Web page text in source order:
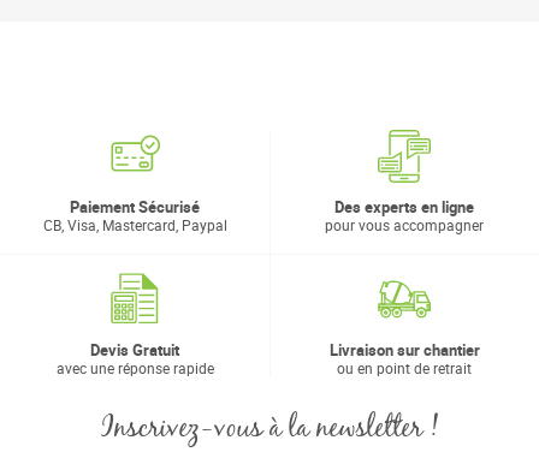
Paiement Sécurisé
CB, Visa, Mastercard, Paypal
Des experts en ligne
pour vous accompagner
Devis Gratuit
avec une réponse rapide
Livraison sur chantier
ou en point de retrait
Inscrivez-vous à la newsletter !